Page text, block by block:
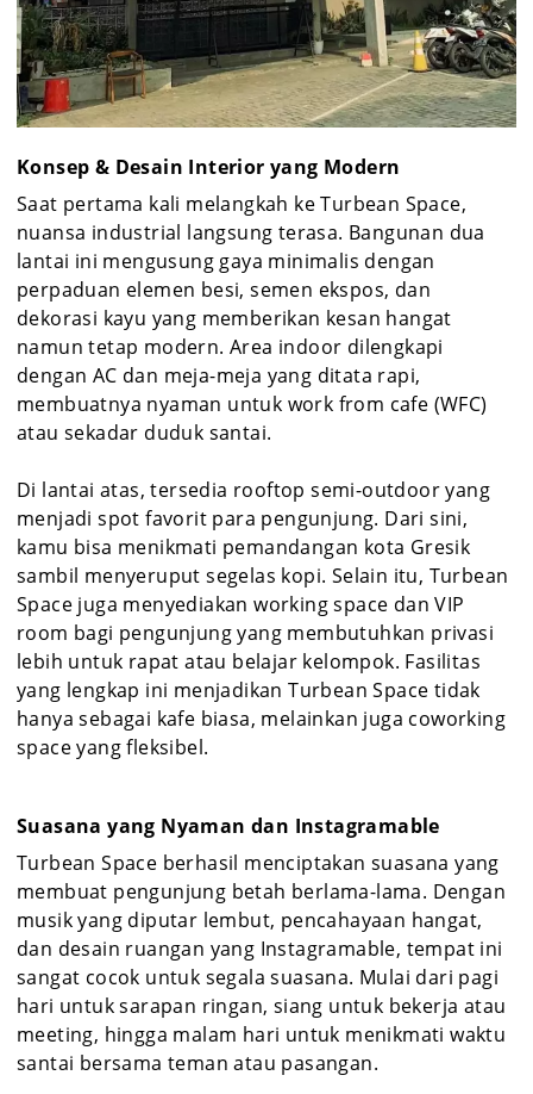
Konsep & Desain Interior yang Modern
Saat pertama kali melangkah ke Turbean Space,
nuansa industrial langsung terasa. Bangunan dua
lantai ini mengusung gaya minimalis dengan
perpaduan elemen besi, semen ekspos, dan
dekorasi kayu yang memberikan kesan hangat
namun tetap modern. Area indoor dilengkapi
dengan AC dan meja-meja yang ditata rapi,
membuatnya nyaman untuk work from cafe (WFC)
atau sekadar duduk santai.
Di lantai atas, tersedia rooftop semi-outdoor yang
menjadi spot favorit para pengunjung. Dari sini,
kamu bisa menikmati pemandangan kota Gresik
sambil menyeruput segelas kopi. Selain itu, Turbean
Space juga menyediakan working space dan VIP
room bagi pengunjung yang membutuhkan privasi
lebih untuk rapat atau belajar kelompok. Fasilitas
yang lengkap ini menjadikan Turbean Space tidak
hanya sebagai kafe biasa, melainkan juga coworking
space yang fleksibel.
Suasana yang Nyaman dan Instagramable
Turbean Space berhasil menciptakan suasana yang
membuat pengunjung betah berlama-lama. Dengan
musik yang diputar lembut, pencahayaan hangat,
dan desain ruangan yang Instagramable, tempat ini
sangat cocok untuk segala suasana. Mulai dari pagi
hari untuk sarapan ringan, siang untuk bekerja atau
meeting, hingga malam hari untuk menikmati waktu
santai bersama teman atau pasangan.